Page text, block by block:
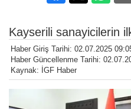
Kayserili sanayicilerin
Haber Giriş Tarihi: 02.07.2025
Haber Güncellenme Tarihi:
Kaynak: İGF Haber